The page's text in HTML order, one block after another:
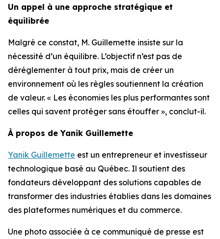
Un appel à une approche stratégique et
équilibrée
Malgré ce constat, M. Guillemette insiste sur la
nécessité d’un équilibre. L’objectif n’est pas de
déréglementer à tout prix, mais de créer un
environnement où les règles soutiennent la création
de valeur. « Les économies les plus performantes sont
celles qui savent protéger sans étouffer », conclut-il.
À propos de Yanik Guillemette
Yanik Guillemette est un entrepreneur et investisseur
technologique basé au Québec. Il soutient des
fondateurs développant des solutions capables de
transformer des industries établies dans les domaines
des plateformes numériques et du commerce.
Une photo associée à ce communiqué de presse est